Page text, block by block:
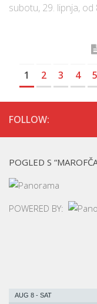
subotu, 29. lipnja, od
1 2 3 4 5
FOLLOW:
POGLED S
POWERED BY:
AUG 8 - SAT